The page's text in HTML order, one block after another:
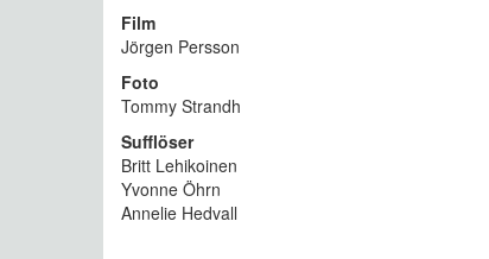
Film
Jörgen Persson
Foto
Tommy Strandh
Sufflöser
Britt Lehikoinen
Yvonne Öhrn
Annelie Hedvall